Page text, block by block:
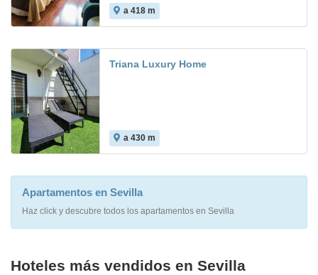
a 418 m
Triana Luxury Home
a 430 m
Apartamentos en Sevilla
Haz click y descubre todos los apartamentos en Sevilla
Hoteles más vendidos en Sevilla